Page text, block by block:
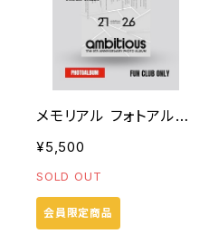
メモリアル フォトアルバ
ム
¥5,500
SOLD OUT
会員限定商品